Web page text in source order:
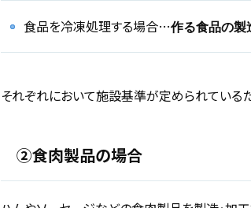
食品を冷凍処理する場合…作る食品の製
それぞれにおいて施設基準が定められている
②食肉製品の場合